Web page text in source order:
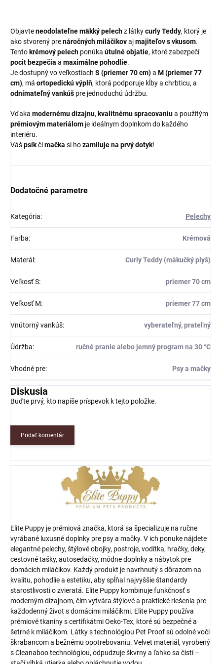
Objavteneodolateľne mäkký pelechz látkycurly Teddy, ktorý je
ako stvorený prenáročných miláčikovajmajiteľov s vkusom.
Tento krémový pelech ponúka útulné objatie, ktoré zabezpečí
pocit bezpečia a maximálne pohodlie.
Je dostupný vo veľkostiach S (priemer 70 cm)a M (priemer 77
cm), má ortopedickú výplň, ktorá podporuje kĺby a chrbticu, a
odnímateľný vankúš pre jednoduchú údržbu.
Vďaka modernému dizajnu, kvalitnému spracovaniua použitým
prémiovým materiálom je ideálnym doplnkom do každého
interiéru.
Vášpsíkčimačka si hozamiluje na prvý dotyk!
Dodatočné parametre
Kategória: Pelechy
Farba: Krémová
Materál : Curly Teddy (mäkučký plyš)
Veľkosť S: priemer 70 cm
Veľkosť M: priemer 77 cm
Vnútorný vankúš: vyberateľný, prateľný
Údržba: ručné pranie alebo jemný program na 30 °C
Vhodné pre: Psy a mačky
Diskusia
Buďte prvý, kto napíše príspevok k tejto položke.
Pridať komentár
Elite Puppy je prémiová značka, ktorá sa špecializuje na ručne
vyrábané luxusné doplnky pre psy a mačky. V ich ponuke nájdete
elegantné pelechy, štýlové obojky, postroje, vodítka, hračky, deky,
cestovné tašky, autosedačky, módne doplnky a nábytok pre
domácich miláčikov. Každý produkt je navrhnutý s dôrazom na
kvalitu, pohodlie a estetiku, aby spĺňal najvyššie štandardy
starostlivosti o zvieratá. Elite Puppy kombinuje funkčnosť s
moderným dizajnom, čím vytvára štýlové a praktické riešenia pre
každodenný život s domácimi miláčikmi. Elite Puppy používa
prémiové tkaniny s certifikátmi Oeko-Tex, ktoré sú bezpečné a
šetrné k miláčikom. Látky s technológiou Pet Proof sú odolné voči
škrabancom a bežnému opotrebovaniu. Velvet materiál, vyrobený
s Cleanaboo technológiou, odpudzuje škvrny a ľahko sa čistí –